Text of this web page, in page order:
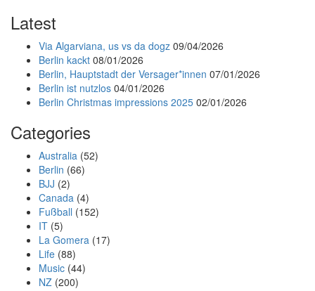
Latest
Via Algarviana, us vs da dogz 09/04/2026
Berlin kackt 08/01/2026
Berlin, Hauptstadt der Versager*innen 07/01/2026
Berlin ist nutzlos 04/01/2026
Berlin Christmas impressions 2025 02/01/2026
Categories
Australia (52)
Berlin (66)
BJJ (2)
Canada (4)
Fußball (152)
IT (5)
La Gomera (17)
Life (88)
Music (44)
NZ (200)